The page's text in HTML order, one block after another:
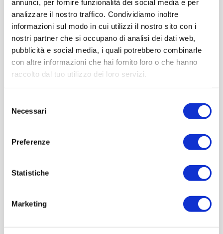
annunci, per fornire funzionalità dei social media e per
analizzare il nostro traffico. Condividiamo inoltre
informazioni sul modo in cui utilizzi il nostro sito con i
nostri partner che si occupano di analisi dei dati web,
pubblicità e social media, i quali potrebbero combinarle
con altre informazioni che hai fornito loro o che hanno
raccolto dal tuo utilizzo dei loro servizi.
delNecessari
Preferenze
Statistiche
Marketing